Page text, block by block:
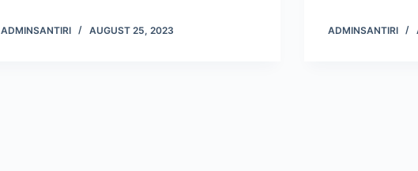
ADMINSANTIRI AUGUST 25, 2023 ADMINSANTIRI